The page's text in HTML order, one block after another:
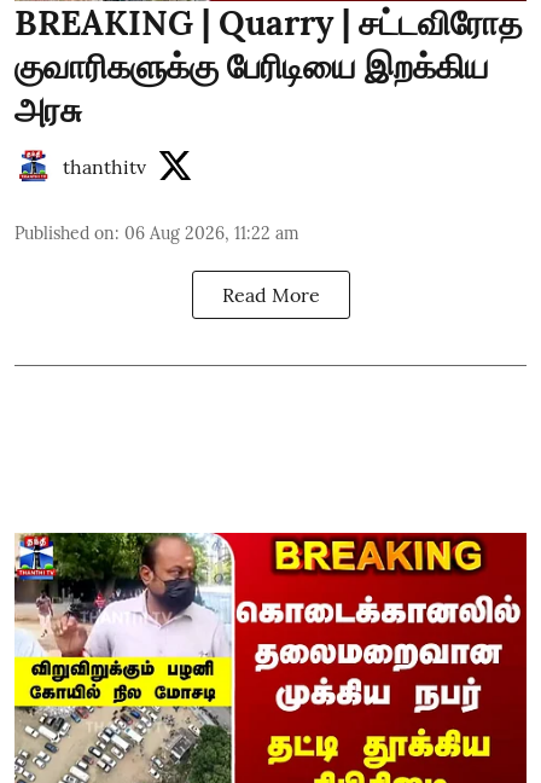
BREAKING | Quarry | சட்டவிரோத
குவாரிகளுக்கு பேரிடியை இறக்கிய
அரசு
thanthitv
Published on: 06 Aug 2026, 11:22 am
Read More